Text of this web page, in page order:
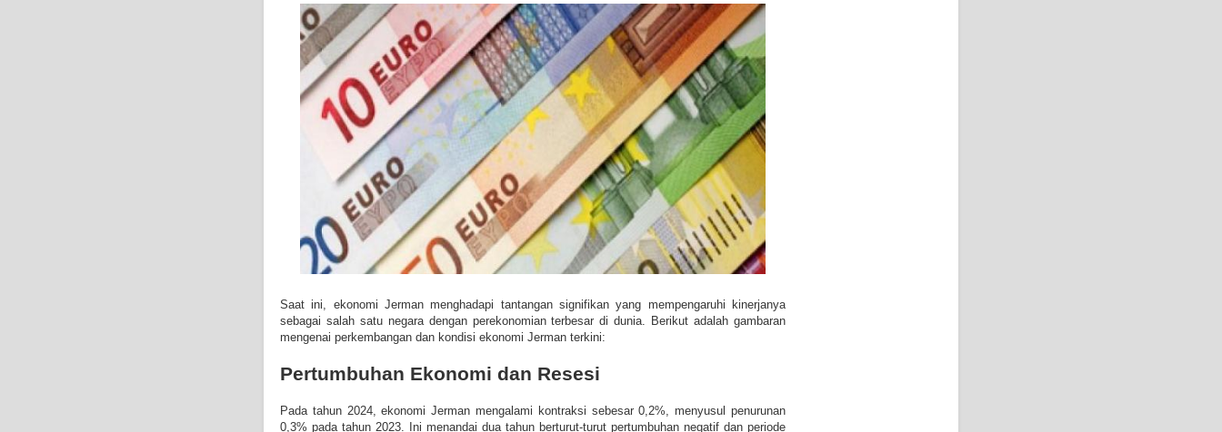
Saat ini, ekonomi Jerman menghadapi tantangan signifikan yang mempengaruhi kinerjanya
sebagai salah satu negara dengan perekonomian terbesar di dunia. Berikut adalah gambaran
mengenai perkembangan dan kondisi ekonomi Jerman terkini:
Pertumbuhan Ekonomi dan Resesi
Pada tahun 2024, ekonomi Jerman mengalami kontraksi sebesar 0,2%, menyusul penurunan
0,3% pada tahun 2023. Ini menandai dua tahun berturut-turut pertumbuhan negatif dan periode